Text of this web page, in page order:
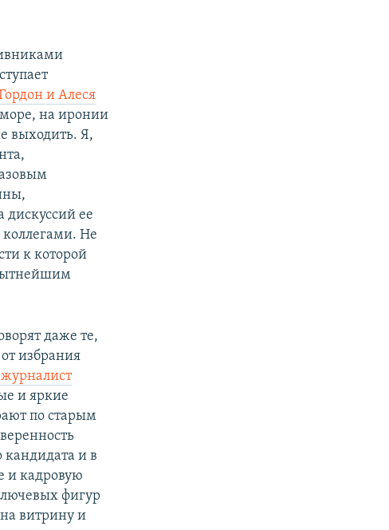
и Алеся
на иронии
выходить. Я,
дискуссий ее
Не
к которой
даже те,
избрания
и яркие
по старым
кандидата и в
и кадровую
фигур
витрину и